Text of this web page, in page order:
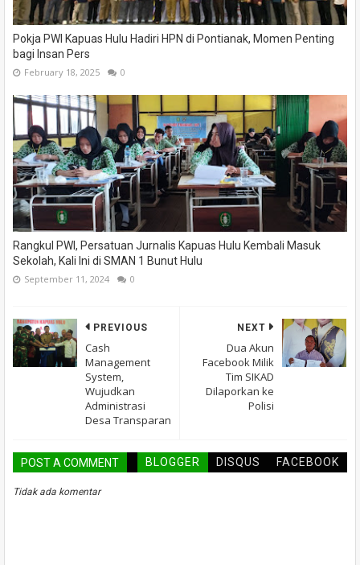
Pokja PWI Kapuas Hulu Hadiri HPN di Pontianak, Momen Penting
bagi Insan Pers
February 18, 2025 0
Rangkul PWI, Persatuan Jurnalis Kapuas Hulu Kembali Masuk
Sekolah, Kali Ini di SMAN 1 Bunut Hulu
September 11, 2024 0
NEXT
Dua Akun
Facebook Milik
Tim SIKAD
Dilaporkan ke
Polisi
PREVIOUS
Cash
Management
System,
Wujudkan
Administrasi
Desa Transparan
POST A COMMENT BLOGGER DISQUS FACEBOOK
Tidak ada komentar